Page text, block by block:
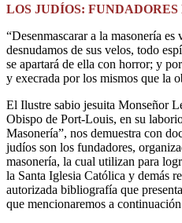
LOS JUDÍOS:
“Desenmascarar a la masonería
desnudamos de sus velos, todo
se apartará de ella con horror; y
y execrada por los mismos que la
El Ilustre sabio jesuita Monseñor
Obispo de Port-Louis, en su
Masonería”, nos demuestra con
judíos son los fundadores,
masonería, la cual utilizan para
la Santa Iglesia Católica y demás
autorizada bibliografía que
que mencionaremos a